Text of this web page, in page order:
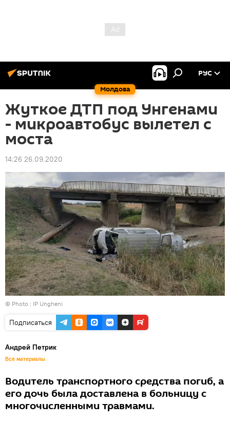
Молдова
РУС
Жуткое ДТП под Унгенами
- микроавтобус вылетел с
моста
14:26 26.09.2020
© Photo : IP Ungheni
Подписаться
Андрей Петрик
Все материалы
Водитель транспортного средства погиб, а
его дочь была доставлена в больницу с
многочисленными травмами.